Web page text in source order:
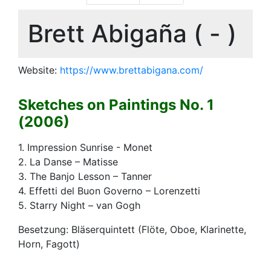
Brett Abigaña ( - )
Website: https://www.brettabigana.com/
Sketches on Paintings No. 1
(2006)
1. Impression Sunrise - Monet
2. La Danse – Matisse
3. The Banjo Lesson – Tanner
4. Effetti del Buon Governo – Lorenzetti
5. Starry Night – van Gogh
Besetzung: Bläserquintett (Flöte, Oboe, Klarinette,
Horn, Fagott)